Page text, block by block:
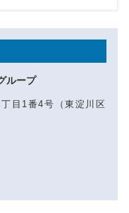
ループ
目1番4号（東淀川区